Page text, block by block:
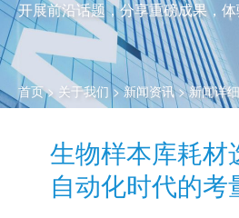
开展前沿话题，分享重磅成果，
首页> 关于我们 > 新闻资讯> 新闻详细
生物样本库耗材
自动化时代的考